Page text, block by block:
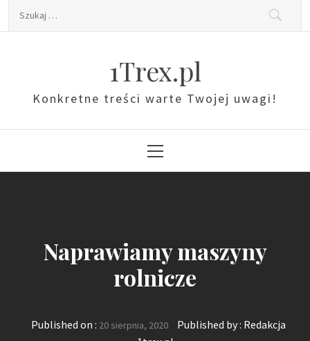
Szukaj:
1Trex.pl
Konkretne treści warte Twojej uwagi!
Menu
Naprawiamy maszyny
rolnicze
Published on : 20 sierpnia, 2020 Published by : Redakcja